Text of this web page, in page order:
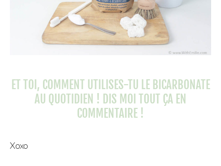
ET TOI, COMMENT UTILISES-TU LE BICARBONATE
AU QUOTIDIEN ! DIS MOI TOUT ÇA EN
COMMENTAIRE !
Xoxo